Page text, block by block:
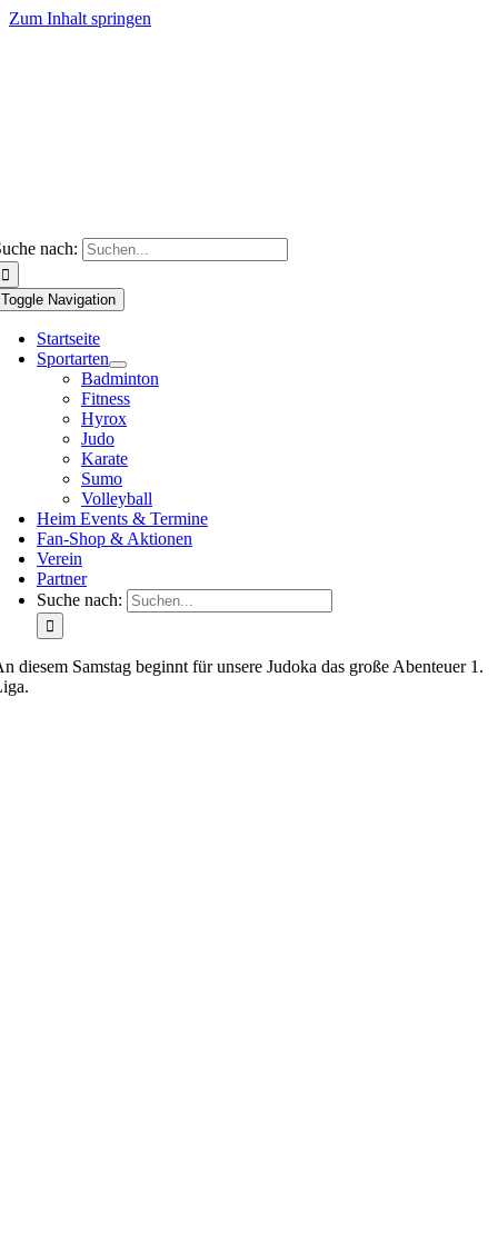
Zum Inhalt springen
nach:
Toggle Navigation
Startseite
Sportarten
Badminton
Fitness
Hyrox
Judo
Karate
Sumo
Volleyball
Heim Events & Termine
Fan-Shop & Aktionen
Verein
Partner
Suche nach:
diesem Samstag beginnt für unsere Judoka das große Abenteuer 1.